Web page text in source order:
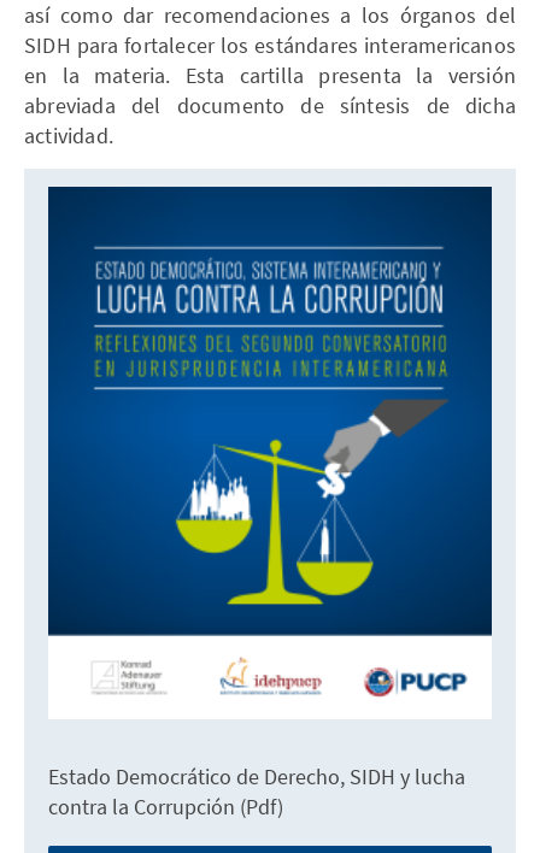
así como dar recomendaciones a los órganos del
SIDH para fortalecer los estándares interamericanos
en la materia. Esta cartilla presenta la versión
abreviada del documento de síntesis de dicha
actividad.
Estado Democrático de Derecho, SIDH y lucha
contra la Corrupción (Pdf)